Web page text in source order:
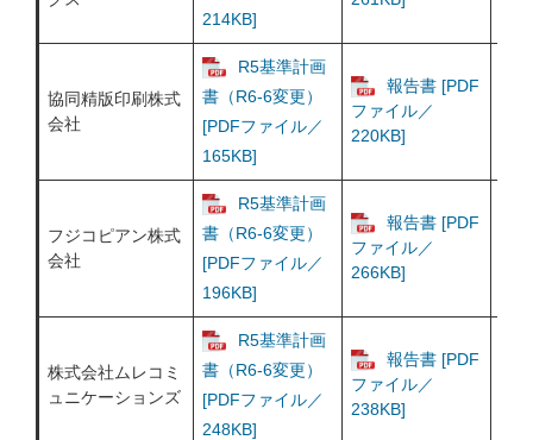
214KB]
協同精版印刷株式
会社
R5基準計画
書（R6-6変更）
[PDFファイル／
165KB]
報告書 [PDF
ファイル／
220KB]
フジコピアン株式
会社
R5基準計画
書（R6-6変更）
[PDFファイル／
196KB]
報告書 [PDF
ファイル／
266KB]
株式会社ムレコミ
ュニケーションズ
R5基準計画
書（R6-6変更）
[PDFファイル／
248KB]
報告書 [PDF
ファイル／
238KB]